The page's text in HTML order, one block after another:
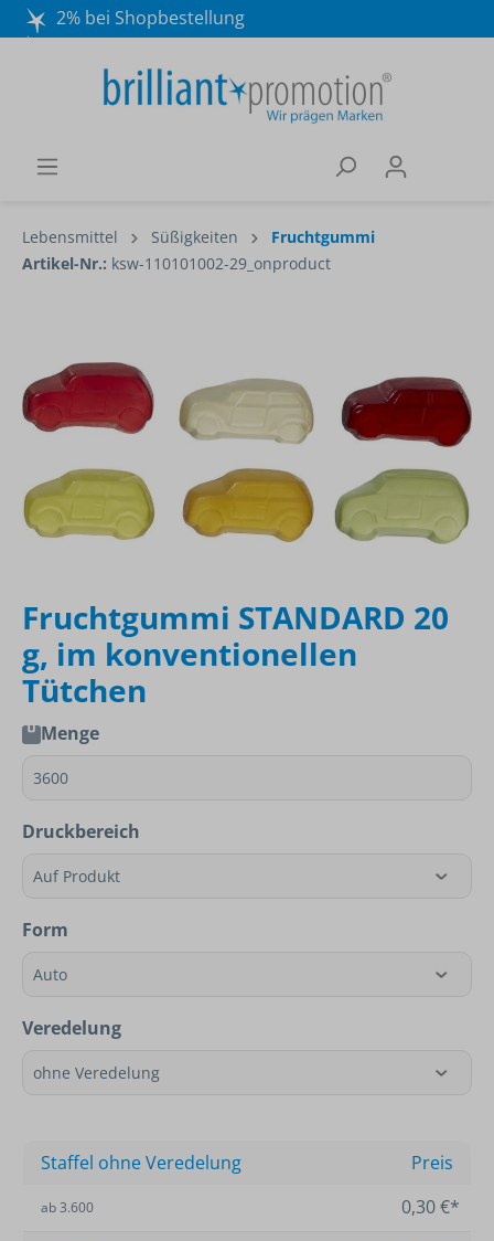
2% bei Shopbestellung
Wir beraten Sie gerne:
040 / 570 18 25 70
Lebensmittel Süßigkeiten
Fruchtgummi
Artikel-Nr.: ksw-110101002-29_onproduct
Fruchtgummi STANDARD 20
g, im konventionellen
Tütchen
Menge
Druckbereich
Form
Veredelung
Staffel ohne Veredelung Preis
ab3.600 0,30 €*